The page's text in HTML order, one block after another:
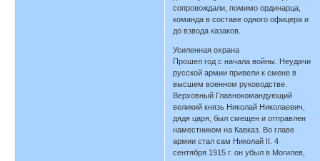
сопровождали, помимо ординарца,
команда в составе одного офицера и
до взвода казаков.
Усиленная охрана
Прошел год с начала войны. Неудачи
русской армии привели к смене в
высшем военном руководстве.
Верховный Главнокомандующий
великий князь Николай Николаевич,
дядя царя, был смещен и отправлен
наместником на Кавказ. Во главе
армии стал сам Николай II. 4
сентября 1915 г. он убыл в Могилев,